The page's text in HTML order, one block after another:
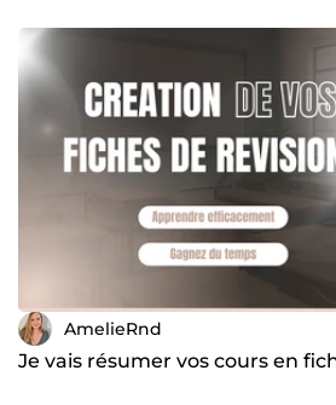
impactants. ✅ Concrètement, voici ce que je propose : 💡
Conception de présentations
Mise en page de documents &amp;
(brochures, rapports, e-books,
académique : aide à la rédaction de
et aide à la préparation de soutenance 🎯 À
réactive et impliquée, je m’adapte à
livrer un travail soigné, sur-mesure
Discutons de votre besoin — je serai
AmelieRnd
Je vais résumer vos cours en